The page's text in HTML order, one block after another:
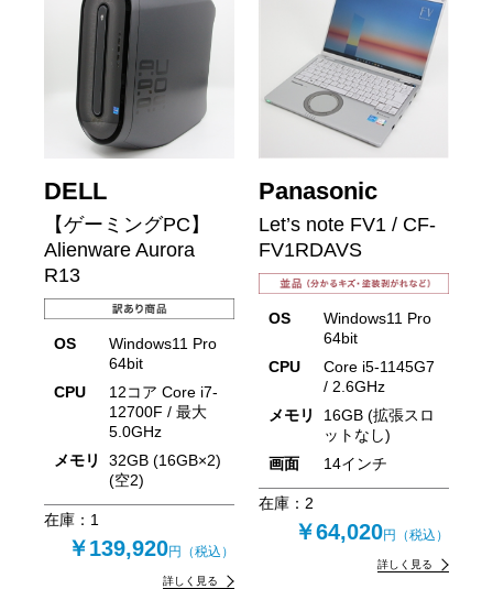
DELL
【ゲーミングPC】
Alienware Aurora
R13
OS
Windows11 Pro
64bit
CPU
12コア Core i7-
12700F / 最大
5.0GHz
メモリ
32GB (16GB×2)
(空2)
在庫： 1
￥139,920円（税込）
詳しく見る
Panasonic
Let’s note FV1 / CF-
FV1RDAVS
OS
Windows11 Pro
64bit
CPU
Core i5-1145G7
/ 2.6GHz
メモリ
16GB (拡張スロ
ットなし)
画面
14インチ
在庫：2
￥64,020円（税込）
詳しく見る